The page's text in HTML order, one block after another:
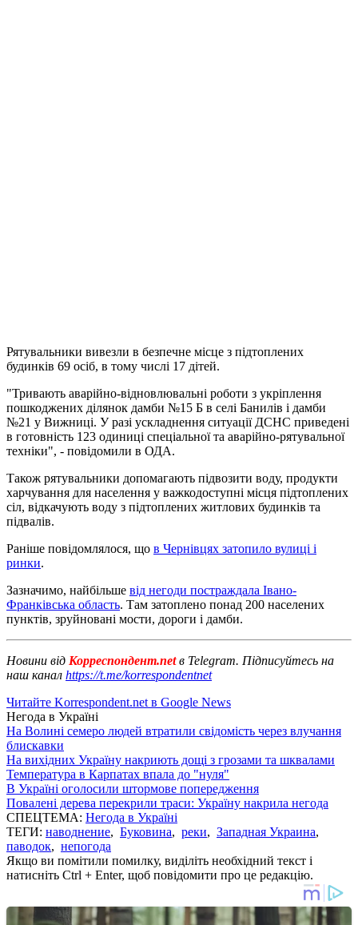
Рятувальники вивезли в безпечне місце з підтоплених
будинків 69 осіб, в тому числі 17 дітей.
"Тривають аварійно-відновлювальні роботи з укріплення
пошкоджених ділянок дамби №15 Б в селі Банилів і дамби
№21 у Вижниці. У разі ускладнення ситуації ДСНС приведені
в готовність 123 одиниці спеціальної та аварійно-рятувальної
техніки", - повідомили в ОДА.
Також рятувальники допомагають підвозити воду, продукти
харчування для населення у важкодоступні місця підтоплених
сіл, відкачують воду з підтоплених житлових будинків та
підвалів.
Раніше повідомлялося, що в Чернівцях затопило вулиці і
ринки.
Зазначимо, найбільше від негоди постраждала Івано-
Франківська область. Там затоплено понад 200 населених
пунктів, зруйновані мости, дороги і дамби.
Новини від Корреспондент.netв Telegram. Підписуйтесь на
наш канал https://t.me/korrespondentnet
Читайте Korrespondent.net в Google News
Негода в Україні
На Волині семеро людей втратили свідомість через влучання
блискавки
На вихідних Україну накриють дощі з грозами та шквалами
Температура в Карпатах впала до "нуля"
В Україні оголосили штормове попередження
Повалені дерева перекрили траси: Україну накрила негода
СПЕЦТЕМА: Негода в Україні
ТЕГИ: наводнение, Буковина, реки, Западная Украина,
паводок, непогода
Якщо ви помітили помилку, виділіть необхідний текст і
натисніть Ctrl + Enter, щоб повідомити про це редакцію.